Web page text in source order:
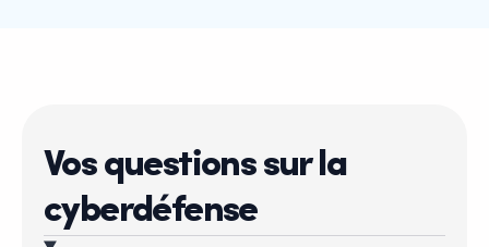
Vos questions sur la
cyberdéfense